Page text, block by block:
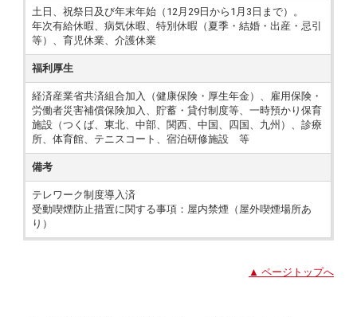
土日、祝祭日及び年末年始（12月29日から1月3日まで）。
年次有給休暇、病気休暇、特別休暇（夏季・結婚・出産・忌引
等）、育児休業、介護休業
福利厚生
経済産業省共済組合加入（健康保険・厚生年金）、雇用保険・
労働者災害補償保険加入、貯蓄・貸付制度等、一時預かり保育
施設（つくば、東北、中部、関西、中国、四国、九州）、診療
所、体育館、テニスコート、宿泊研修施設 等
備考
テレワーク制度導入済
受動喫煙防止措置に関する事項：屋内禁煙（屋外喫煙場所あ
り）
▲ ページトップへ